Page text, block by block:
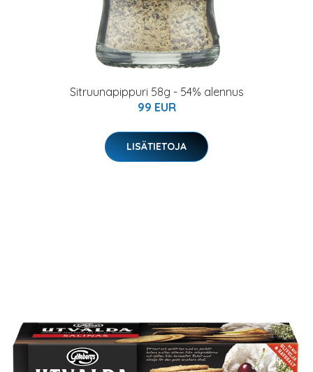
Sitruunapippuri 58g - 54% alennus
99 EUR
LISÄTIETOJA